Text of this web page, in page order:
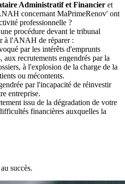
Administratif et Financier et
concernant MaPrimeRenov' ont
professionnelle ?
procédure devant le tribunal
à l'ANAH de réparer :
par les intérêts d'emprunts
recrutements engendrés par la
à l'explosion de la charge de la
ou mécontents.
par l'incapacité de réinvestir
entreprise.
issu de la dégradation de votre
financières auxquelles la
succès.